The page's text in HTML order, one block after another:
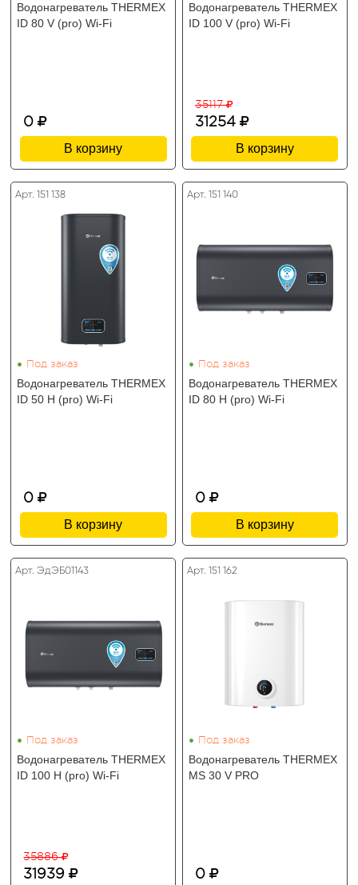
Водонагреватель THERMEX
ID 80 V (pro) Wi-Fi
0
В корзину
Водонагреватель THERMEX
ID 100 V (pro) Wi-Fi
35117
31254
В корзину
Арт. 151 138
• Под заказ
Водонагреватель THERMEX
ID 50 H (pro) Wi-Fi
0
В корзину
Арт. 151 140
• Под заказ
Водонагреватель THERMEX
ID 80 H (pro) Wi-Fi
0
В корзину
Арт. ЭдЭБ01143
• Под заказ
Водонагреватель THERMEX
ID 100 H (pro) Wi-Fi
35886
31939
Арт. 151 162
• Под заказ
Водонагреватель THERMEX
MS 30 V PRO
0